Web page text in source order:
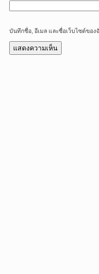
บันทึกชื่อ, อีเมล และชื่อเว็บไซต์ขอ